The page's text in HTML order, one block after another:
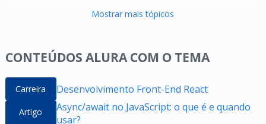
Mostrar mais tópicos
CONTEÚDOS ALURA COM O TEMA
Carreira Desenvolvimento Front-End React
Artigo
Async/await no JavaScript: o que é e quando
usar?